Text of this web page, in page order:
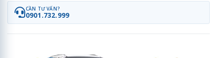
CẦN TƯ VẤN?
0901.732.999